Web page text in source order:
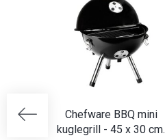
Chefware BBQ mini
kuglegrill - 45 x 30 cm.